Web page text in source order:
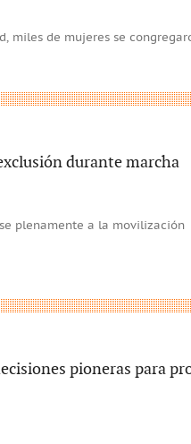
miles de mujeres se
durante marcha
plenamente a la movilización
pioneras para